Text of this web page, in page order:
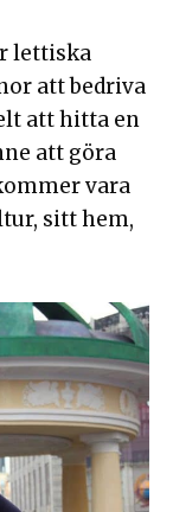
lettiska
att bedriva
att hitta en
att göra
vara
sitt hem,